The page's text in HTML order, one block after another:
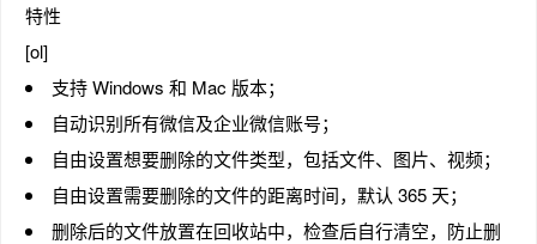
特性
[ol]
支持 Windows 和 Mac 版本；
自动识别所有微信及企业微信账号；
自由设置想要删除的文件类型，包括文件、图片、视频；
自由设置需要删除的文件的距离时间，默认 365 天；
删除后的文件放置在回收站中，检查后自行清空，防止删